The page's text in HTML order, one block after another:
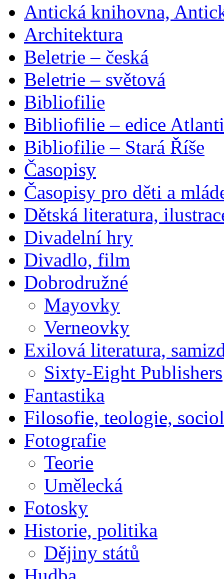
Antická knihovna,
Architektura
Beletrie – česká
Beletrie – světová
Bibliofilie
Bibliofilie – edice
Bibliofilie – Stará Říše
Časopisy
Časopisy pro děti a
Dětská literatura,
Divadelní hry
Divadlo, film
Dobrodružné
Mayovky
Verneovky
Exilová literatura,
Sixty-Eight Publishers
Fantastika
Filosofie, teologie,
Fotografie
Teorie
Umělecká
Fotosky
Historie, politika
Dějiny států